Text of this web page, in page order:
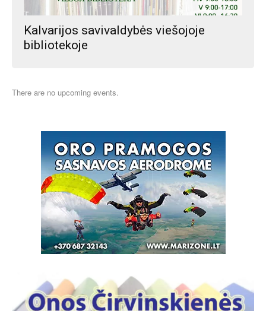
Kalvarijos savivaldybės viešojoje
bibliotekoje
There are no upcoming events.